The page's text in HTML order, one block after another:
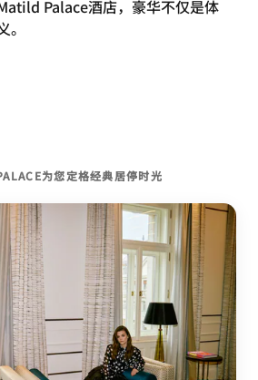
Palace酒店，豪华不仅是体
为您定格经典居停时光